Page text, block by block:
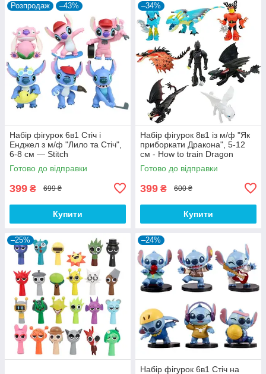
Розпродаж –43%
Набір фігурок 6в1 Стіч і
Енджел з м/ф "Лило та Стіч",
6-8 см — Stitch
Готово до відправки
399 ₴ 699 ₴
Купити
–34%
Набір фігурок 8в1 із м/ф "Як
приборкати Дракона", 5-12
см - How to train Dragon
Готово до відправки
399 ₴ 600 ₴
Купити
–25% –24%
Набір фігурок 6в1 Стіч на